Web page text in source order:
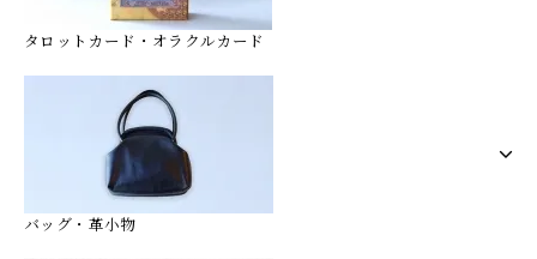
タロットカード・オラクルカード
バッグ・革小物